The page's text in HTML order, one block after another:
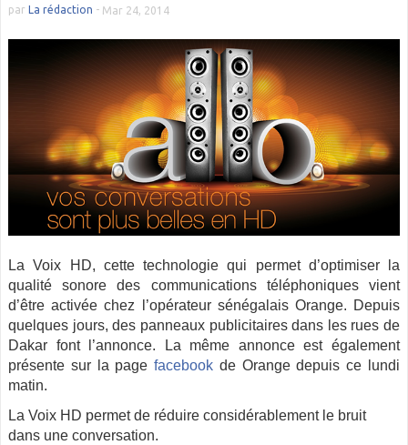
par La rédaction - Mar 24, 2014
La Voix HD, cette technologie qui permet d’optimiser la
qualité sonore des communications téléphoniques vient
d’être activée chez l’opérateur sénégalais Orange. Depuis
quelques jours, des panneaux publicitaires dans les rues de
Dakar font l’annonce. La même annonce est également
présente sur la pagefacebook de Orange depuis ce lundi
matin.
La Voix HD permet de réduire considérablement le bruit
dans une conversation.